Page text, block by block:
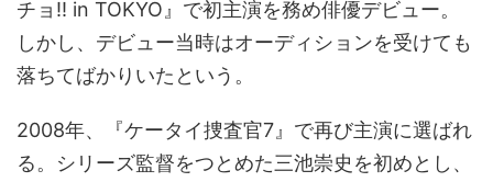
チョ!! in TOKYO』で初主演を務め俳優デビュー。
しかし、デビュー当時はオーディションを受けても
落ちてばかりいたという。
2008年、『ケータイ捜査官7』で再び主演に選ばれ
る。シリーズ監督をつとめた三池崇史を初めとし、